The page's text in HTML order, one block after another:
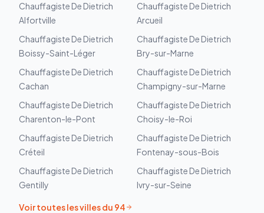
Chauffagiste De Dietrich
Alfortville
Chauffagiste De Dietrich
Arcueil
Chauffagiste De Dietrich
Boissy-Saint-Léger
Chauffagiste De Dietrich
Bry-sur-Marne
Chauffagiste De Dietrich
Cachan
Chauffagiste De Dietrich
Champigny-sur-Marne
Chauffagiste De Dietrich
Charenton-le-Pont
Chauffagiste De Dietrich
Choisy-le-Roi
Chauffagiste De Dietrich
Créteil
Chauffagiste De Dietrich
Fontenay-sous-Bois
Chauffagiste De Dietrich
Gentilly
Chauffagiste De Dietrich
Ivry-sur-Seine
Voir toutes les villes du 94